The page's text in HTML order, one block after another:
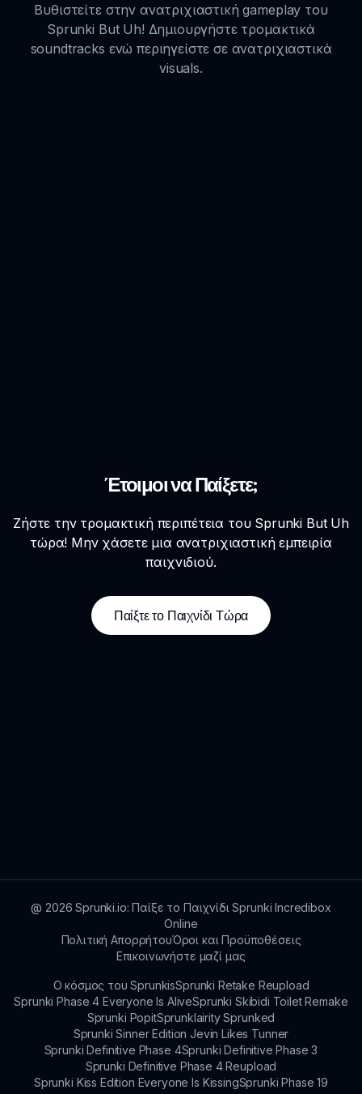
Βυθιστείτε στην ανατριχιαστική gameplay του
Sprunki But Uh! Δημιουργήστε τρομακτικά
soundtracks ενώ περιηγείστε σε ανατριχιαστικά
visuals.
Έτοιμοι να Παίξετε;
Ζήστε την τρομακτική περιπέτεια του Sprunki But Uh
τώρα! Μην χάσετε μια ανατριχιαστική εμπειρία
παιχνιδιού.
Παίξτε το Παιχνίδι Τώρα
@ 2026 Sprunki.io: Παίξε το Παιχνίδι Sprunki Incredibox
Online
Πολιτική ΑπορρήτουΌροι και Προϋποθέσεις
Επικοινωνήστε μαζί μας
Ο κόσμος του SprunkisSprunki Retake Reupload
Sprunki Phase 4 Everyone Is AliveSprunki Skibidi Toilet Remake
Sprunki PopitSprunklairity Sprunked
Sprunki Sinner Edition Jevin Likes Tunner
Sprunki Definitive Phase 4Sprunki Definitive Phase 3
Sprunki Definitive Phase 4 Reupload
Sprunki Kiss Edition Everyone Is KissingSprunki Phase 19